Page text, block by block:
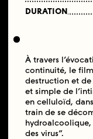
DURATION
À travers
continuité, le
destruction et de
et simple de
en celluloïd,
train de se
hydroalcoolique,
des virus”.